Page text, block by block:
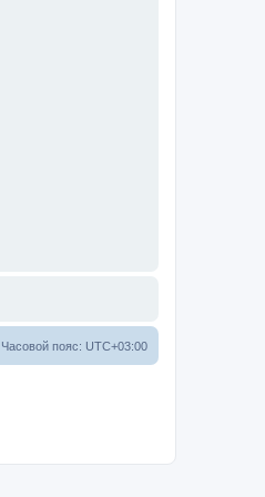
Часовой пояс: UTC+03:00